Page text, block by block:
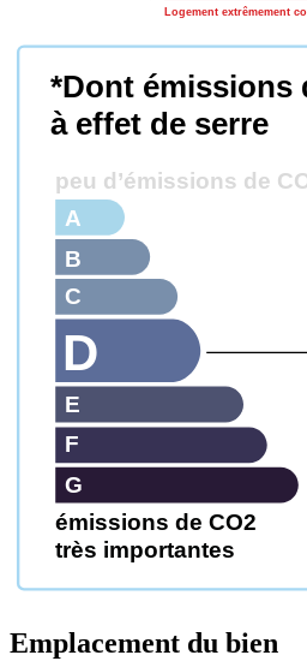
Logement extrêmement
émissions de CO2
très importantes
*Dont émissions
à effet de serre
peu d’émissions de
G
F
E
D
C
B
A
Emplacement du bien